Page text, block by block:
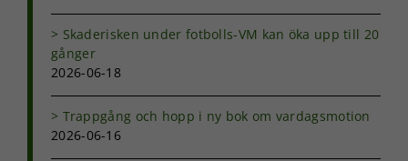
Skaderisken under fotbolls-VM kan öka upp till 20
gånger
2026-06-18
Trappgång och hopp i ny bok om vardagsmotion
2026-06-16